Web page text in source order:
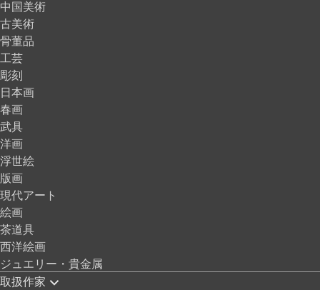
中国美術
古美術
骨董品
工芸
彫刻
日本画
春画
武具
洋画
浮世絵
版画
現代アート
絵画
茶道具
西洋絵画
ジュエリー・貴金属
取扱作家